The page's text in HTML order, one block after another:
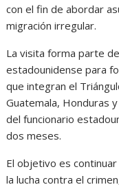
con el fin de abordar
migración irregular.
La visita forma parte
estadounidense para
que integran el
Guatemala, Honduras
del funcionario
dos meses.
El objetivo es
la lucha contra el